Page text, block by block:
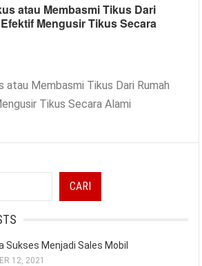
atau Membasmi Tikus Dari
Mengusir Tikus Secara
atau Membasmi Tikus Dari Rumah
Tikus Secara Alami
CARI
Sukses Menjadi Sales Mobil
12, 2021